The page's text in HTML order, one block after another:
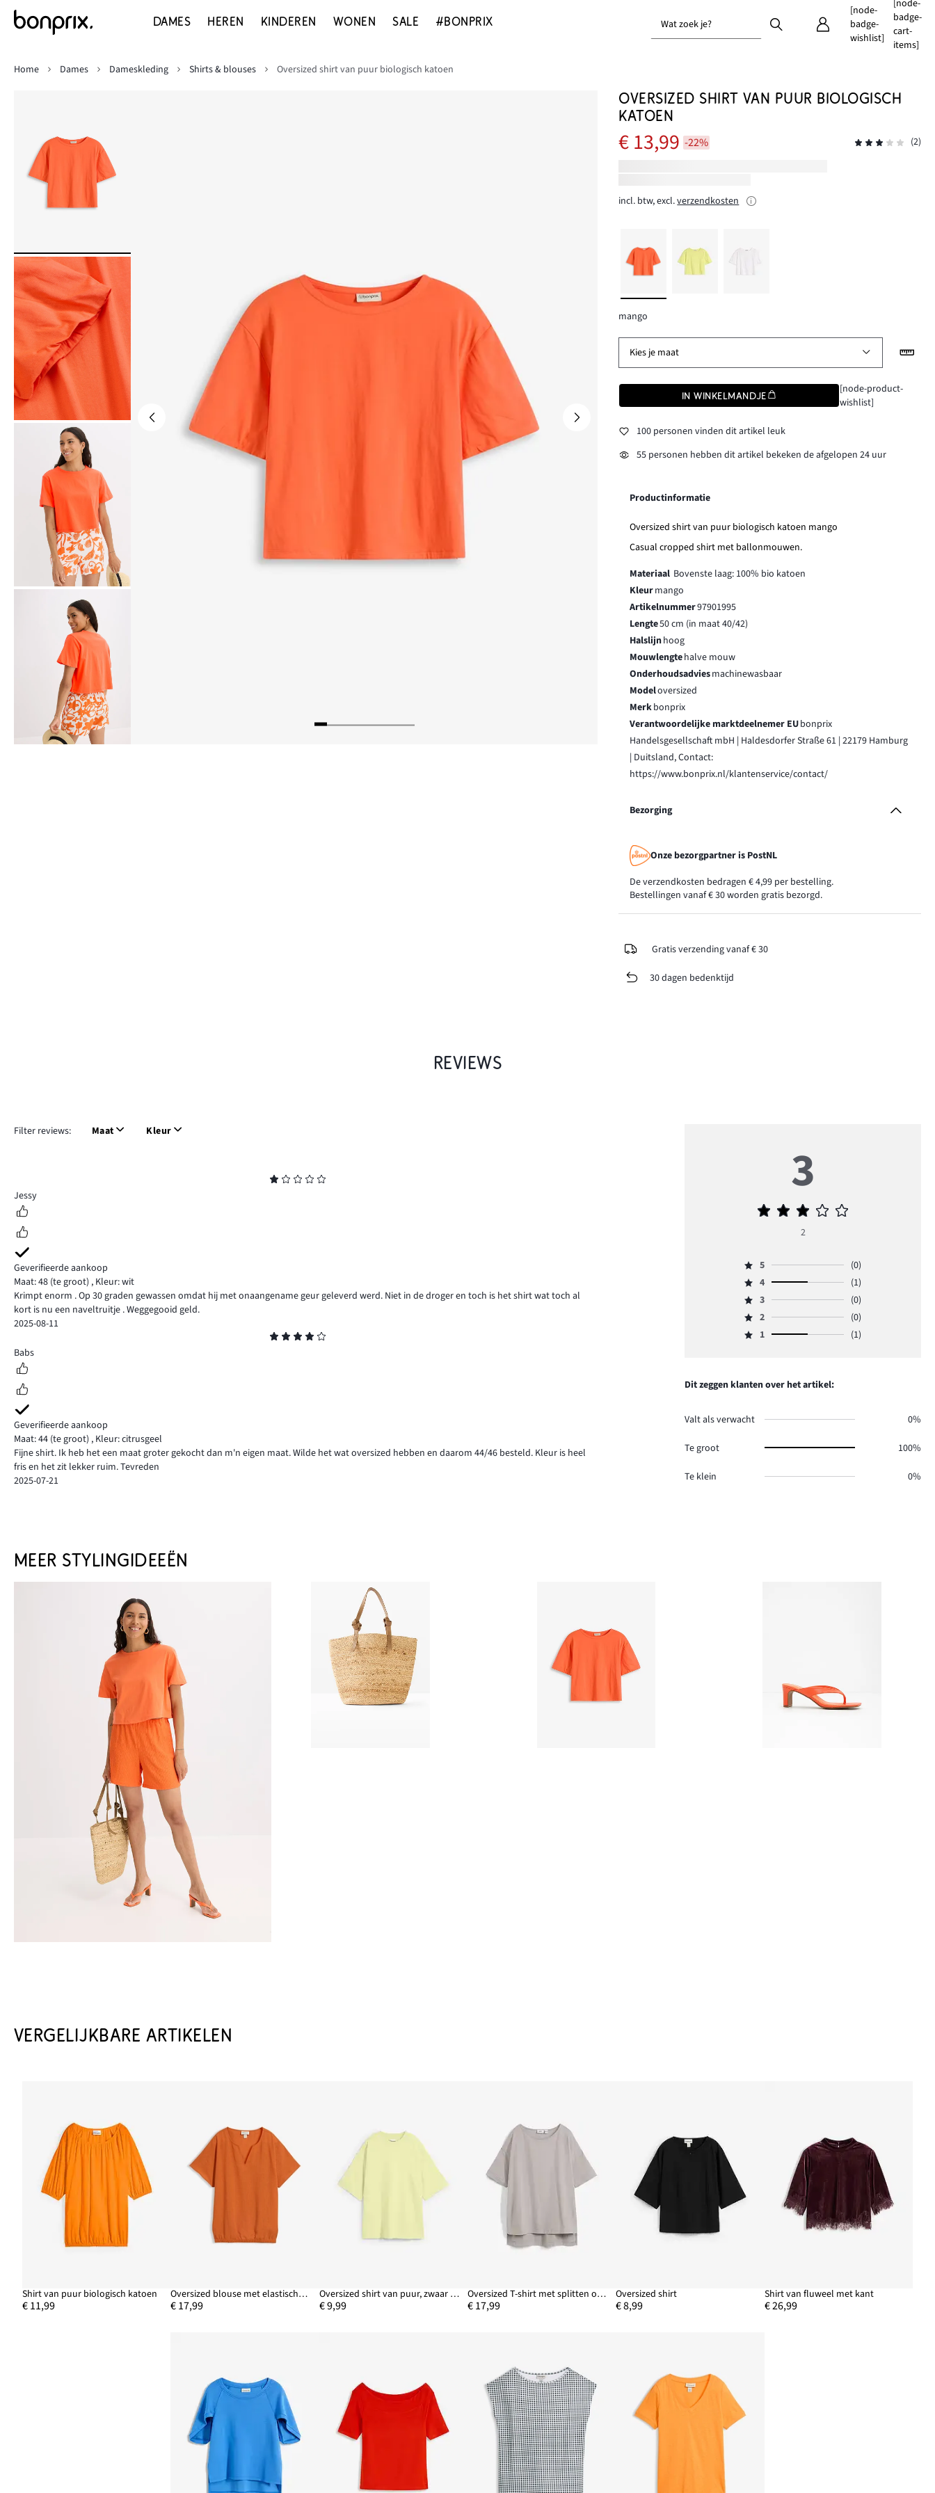
DAMES HEREN KINDEREN WONEN SALE #BONPRIX Wat zoek je?
[node-
badge-
wishlist]
[node-
badge-
cart-
items]
Home
Dames Dameskleding Shirts & blouses Oversized shirt van puur biologisch katoen
OVERSIZED SHIRT VAN PUUR BIOLOGISCH
KATOEN
€ 13,99 -22% (2)
incl. btw, excl.verzendkosten
mango
Kies je maat
IN WINKELMANDJE
[node-product-
wishlist]
100 personen vinden dit artikel leuk
55 personen hebben dit artikel bekeken de afgelopen 24 uur
Productinformatie
Oversized shirt van puur biologisch katoen mango
Casual cropped shirt met ballonmouwen.
Materiaal Bovenste laag: 100% bio katoen
Kleurmango
Artikelnummer97901995
Lengte50 cm (in maat 40/42)
Halslijnhoog
Mouwlengtehalve mouw
Onderhoudsadviesmachinewasbaar
Modeloversized
Merkbonprix
Verantwoordelijke marktdeelnemer EUbonprix
Handelsgesellschaft mbH | Haldesdorfer Straße 61 | 22179 Hamburg
| Duitsland, Contact:
https://www.bonprix.nl/klantenservice/contact/
Bezorging
Onze bezorgpartner is PostNL
De verzendkosten bedragen € 4,99 per bestelling.
Bestellingen vanaf € 30 worden gratis bezorgd.
Gratis verzending vanaf € 30
30 dagen bedenktijd
REVIEWS
Filter reviews: Maat Kleur
1
Jessy
Geverifieerde aankoop
Maat: 48 (te groot) , Kleur: wit
Krimpt enorm . Op 30 graden gewassen omdat hij met onaangename geur geleverd werd. Niet in de droger en toch is het shirt wat toch al
kort is nu een naveltruitje . Weggegooid geld.
2025-08-11
4
Babs
Geverifieerde aankoop
Maat: 44 (te groot) , Kleur: citrusgeel
Fijne shirt. Ik heb het een maat groter gekocht dan m'n eigen maat. Wilde het wat oversized hebben en daarom 44/46 besteld. Kleur is heel
fris en het zit lekker ruim. Tevreden
2025-07-21
3
Gemiddelde
3
2
Beoordeling
5,
aantal
reviews
5
(0)
Beoordeling
4,
aantal
reviews
4
(1)
Beoordeling
3,
aantal
3
(0)
Beoordeling
2,
0.
2
(0)
Beoordeling
reviews
1 (1)
Dit zeggen klanten over het artikel:
Valt als verwacht 0%
Te groot 100%
Te klein 0%
MEER STYLINGIDEEËN
VERGELIJKBARE ARTIKELEN
Shirt van puur biologisch katoen
€ 11,99
Oversized blouse met elastische zoom
€ 17,99
Oversized shirt van puur, zwaar biologisch katoen
€ 9,99
Oversized T-shirt met splitten opzij
€ 17,99
Oversized shirt
€ 8,99
Shirt van fluweel met kant
€ 26,99